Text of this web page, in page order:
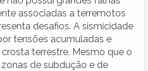
associadas a terremotos
desafios. A sismicidade
tensões acumuladas e
terrestre. Mesmo que o
de subdução e de